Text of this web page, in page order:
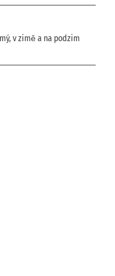
v zimě a na podzim